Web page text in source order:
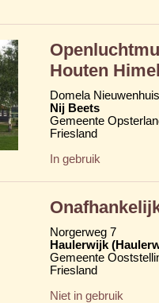
Houten
Domela
Nij Beets
Gemeente
Friesland
In gebruik
Norgerweg 7
Haulerwijk
Gemeente
Friesland
Niet in gebruik